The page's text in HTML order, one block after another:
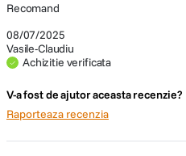
08/07/2025
Vasile-Claudiu
Achizitie verificata
Recomand
V-a fost de ajutor aceasta recenzie?
Raporteaza recenzia